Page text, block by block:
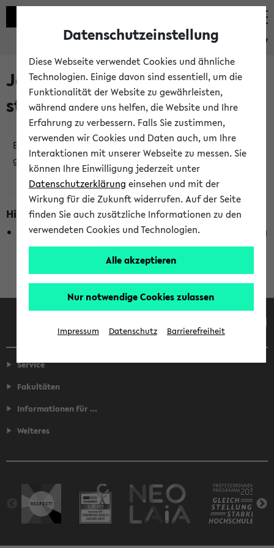
eKVV
Jetzt und in Kürze
stattfindende Veranstaltungen
Es wurden keine jetzt stattfindenden Veranstaltungen
gefunden!
Hinweise zur Liste
Die Anzeige ist semesterübergreifend und nicht abhängig
vom im eKVV gewählten Semester.
Facebook Instagram LinkedIn TikTok
Service
Fakultäten
Informationen für ...
Weiteres
Datenschutzeinstellung
Diese Webseite verwendet Cookies und ähnliche
Technologien. Einige davon sind essentiell, um die
Funktionalität der Website zu gewährleisten,
während andere uns helfen, die Website und Ihre
Erfahrung zu verbessern. Falls Sie zustimmen,
verwenden wir Cookies und Daten auch, um Ihre
Interaktionen mit unserer Webseite zu messen. Sie
können Ihre Einwilligung jederzeit unter
Datenschutzerklärung einsehen und mit der
Wirkung für die Zukunft widerrufen. Auf der Seite
finden Sie auch zusätzliche Informationen zu den
verwendeten Cookies und Technologien.
Alle akzeptieren
Nur notwendige Cookies zulassen
Impressum Datenschutz Barrierefreiheit